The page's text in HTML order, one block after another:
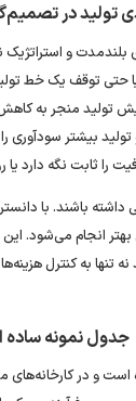
تولید در
بلندمدت و
حتی توقف یک خط
تولید منجر به
بیشتر
باشند. با
بهتر انجام می‌شود.
تنها به کنترل
جدول نمونه ساده
است و در